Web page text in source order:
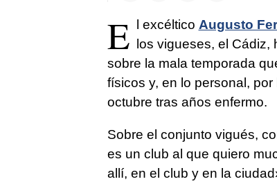
E l excéltico Augusto
los vigueses, el Cádiz,
sobre la mala temporada
físicos y, en lo personal,
octubre tras años enfermo.
Sobre el conjunto vigués,
es un club al que quiero
allí, en el club y en la